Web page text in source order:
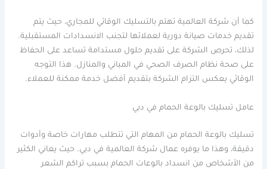
كما أن شركة العالمية تهتم بالتسليك الوقائي للمجاري، حيث يتم
تقديم خدمات صيانة دورية لعملائها لتجنب الانسدادات المستقبلية.
لذلك، تحرص الشركة على تقديم حلول مستدامة تساعد على الحفاظ
على صحة نظام الصرف الصحي في المباني والمنازل. هذا التوجه
الوقائي يعكس التزام الشركة بتقديم أفضل خدمة ممكنة للعملاء.
عامل تسليك بالوعة الحمام في دبي
تسليك بالوعة الحمام من المهام التي تتطلب مهارات خاصة وأدوات
دقيقة، وهذا ما يوفره عمال شركة العالمية في دبي. حيث يعاني الكثير
من الأشخاص من انسداد بالوعات الحمام بسبب تراكم الشعر